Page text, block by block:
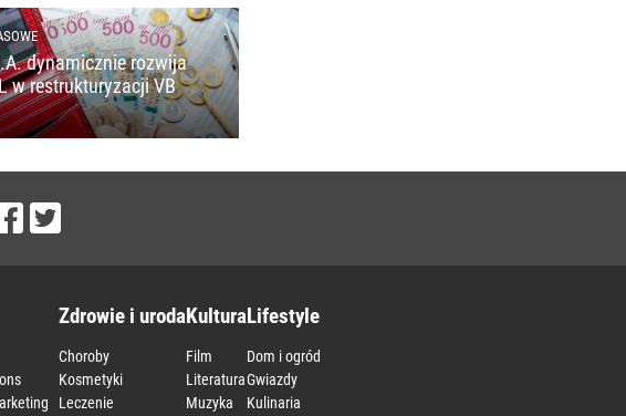
dynamicznie rozwija
w restrukturyzacji VB
Zdrowie i uroda
Choroby
Kosmetyki
Leczenie
Kultura
Film
Literatura
Muzyka
Lifestyle
Dom i ogród
Gwiazdy
Kulinaria